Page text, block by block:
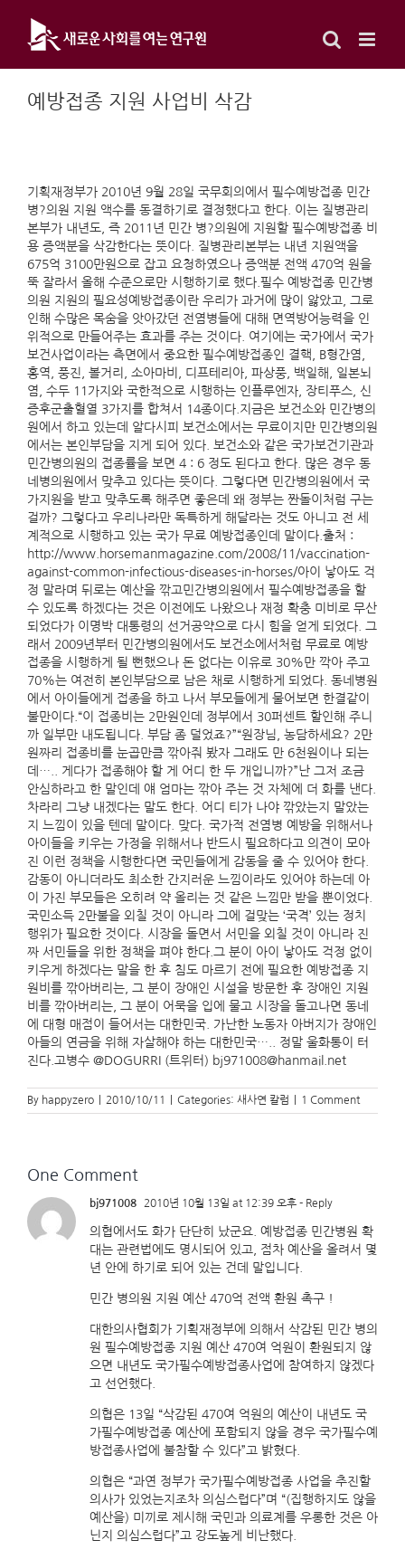
content
예방접종 지원 사업비 삭감
기획재정부가 2010년 9월 28일 국무회의에서 필수예방접종 민간
병?의원 지원 액수를 동결하기로 결정했다고 한다. 이는 질병관리
본부가 내년도, 즉 2011년 민간 병?의원에 지원할 필수예방접종 비
용 증액분을 삭감한다는 뜻이다. 질병관리본부는 내년 지원액을
675억 3100만원으로 잡고 요청하였으나 증액분 전액 470억 원을
뚝 잘라서 올해 수준으로만 시행하기로 했다.필수 예방접종 민간병
의원 지원의 필요성예방접종이란 우리가 과거에 많이 앓았고, 그로
인해 수많은 목숨을 앗아갔던 전염병들에 대해 면역방어능력을 인
위적으로 만들어주는 효과를 주는 것이다. 여기에는 국가에서 국가
보건사업이라는 측면에서 중요한 필수예방접종인 결핵, B형간염,
홍역, 풍진, 볼거리, 소아마비, 디프테리아, 파상풍, 백일해, 일본뇌
염, 수두 11가지와 국한적으로 시행하는 인플루엔자, 장티푸스, 신
증후군출혈열 3가지를 합쳐서 14종이다.지금은 보건소와 민간병의
원에서 하고 있는데 알다시피 보건소에서는 무료이지만 민간병의원
에서는 본인부담을 지게 되어 있다. 보건소와 같은 국가보건기관과
민간병의원의 접종률을 보면 4 : 6 정도 된다고 한다. 많은 경우 동
네병의원에서 맞추고 있다는 뜻이다. 그렇다면 민간병의원에서 국
가지원을 받고 맞추도록 해주면 좋은데 왜 정부는 짠돌이처럼 구는
걸까? 그렇다고 우리나라만 독특하게 해달라는 것도 아니고 전 세
계적으로 시행하고 있는 국가 무료 예방접종인데 말이다.출처 :
http://www.horsemanmagazine.com/2008/11/vaccination-
against-common-infectious-diseases-in-horses/아이 낳아도 걱
정 말라며 뒤로는 예산을 깎고민간병의원에서 필수예방접종을 할
수 있도록 하겠다는 것은 이전에도 나왔으나 재정 확충 미비로 무산
되었다가 이명박 대통령의 선거공약으로 다시 힘을 얻게 되었다. 그
래서 2009년부터 민간병의원에서도 보건소에서처럼 무료로 예방
접종을 시행하게 될 뻔했으나 돈 없다는 이유로 30%만 깍아 주고
70%는 여전히 본인부담으로 남은 채로 시행하게 되었다. 동네병원
에서 아이들에게 접종을 하고 나서 부모들에게 물어보면 한결같이
불만이다.“이 접종비는 2만원인데 정부에서 30퍼센트 할인해 주니
까 일부만 내도됩니다. 부담 좀 덜었죠?”“원장님, 농담하세요? 2만
원짜리 접종비를 눈곱만큼 깎아줘 봤자 그래도 만 6천원이나 되는
데….. 게다가 접종해야 할 게 어디 한 두 개입니까?”난 그저 조금
안심하라고 한 말인데 얘 엄마는 깎아 주는 것 자체에 더 화를 낸다.
차라리 그냥 내겠다는 말도 한다. 어디 티가 나야 깎았는지 말았는
지 느낌이 있을 텐데 말이다. 맞다. 국가적 전염병 예방을 위해서나
아이들을 키우는 가정을 위해서나 반드시 필요하다고 의견이 모아
진 이런 정책을 시행한다면 국민들에게 감동을 줄 수 있어야 한다.
감동이 아니더라도 최소한 간지러운 느낌이라도 있어야 하는데 아
이 가진 부모들은 오히려 약 올리는 것 같은 느낌만 받을 뿐이었다.
국민소득 2만불을 외칠 것이 아니라 그에 걸맞는 ‘국격’ 있는 정치
행위가 필요한 것이다. 시장을 돌면서 서민을 외칠 것이 아니라 진
짜 서민들을 위한 정책을 펴야 한다.그 분이 아이 낳아도 걱정 없이
키우게 하겠다는 말을 한 후 침도 마르기 전에 필요한 예방접종 지
원비를 깎아버리는, 그 분이 장애인 시설을 방문한 후 장애인 지원
비를 깎아버리는, 그 분이 어묵을 입에 물고 시장을 돌고나면 동네
에 대형 매점이 들어서는 대한민국. 가난한 노동자 아버지가 장애인
아들의 연금을 위해 자살해야 하는 대한민국….. 정말 울화통이 터
진다.고병수 @DOGURRI (트위터) bj971008@hanmail.net
By happyzero 2010/10/11 Categories: 새사연 칼럼 1 Comment
One Comment
bj971008 2010년 10월 13일 at 12:39 오후 - Reply
의협에서도 화가 단단히 났군요. 예방접종 민간병원 확
대는 관련법에도 명시되어 있고, 점차 예산을 올려서 몇
년 안에 하기로 되어 있는 건데 말입니다.
민간 병의원 지원 예산 470억 전액 환원 촉구 !
대한의사협회가 기획재정부에 의해서 삭감된 민간 병의
원 필수예방접종 지원 예산 470여 억원이 환원되지 않
으면 내년도 국가필수예방접종사업에 참여하지 않겠다
고 선언했다.
의협은 13일 “삭감된 470여 억원의 예산이 내년도 국
가필수예방접종 예산에 포함되지 않을 경우 국가필수예
방접종사업에 불참할 수 있다”고 밝혔다.
의협은 “과연 정부가 국가필수예방접종 사업을 추진할
의사가 있었는지조차 의심스럽다”며 “(집행하지도 않을
예산을) 미끼로 제시해 국민과 의료계를 우롱한 것은 아
닌지 의심스럽다”고 강도높게 비난했다.